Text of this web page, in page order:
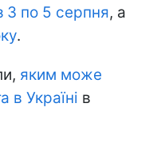
3 по 5 серпня, а
.
яким може
в Україні в